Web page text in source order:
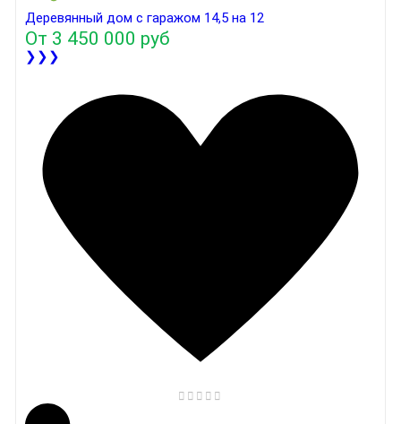
Деревянный дом с гаражом 14,5 на 12
От 3 450 000 руб
❯❯❯